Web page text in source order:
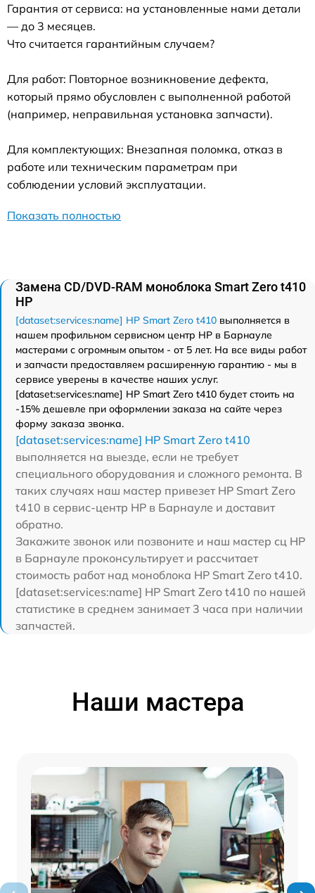
Гарантия от сервиса: на установленные нами детали
— до 3 месяцев.
Что считается гарантийным случаем?
Для работ: Повторное возникновение дефекта,
который прямо обусловлен с выполненной работой
(например, неправильная установка запчасти).
Для комплектующих: Внезапная поломка, отказ в
работе или техническим параметрам при
соблюдении условий эксплуатации.
Показать полностью
Замена CD/DVD-RAM моноблока Smart Zero t410
HP
[dataset:services:name] HP Smart Zero t410 выполняется в
нашем профильном сервисном центр HP в Барнауле
мастерами с огромным опытом - от 5 лет. На все виды работ
и запчасти предоставляем расширенную гарантию - мы в
сервисе уверены в качестве наших услуг.
[dataset:services:name] HP Smart Zero t410 будет стоить на
-15% дешевле при оформлении заказа на сайте через
форму заказа звонка.
[dataset:services:name] HP Smart Zero t410
выполняется на выезде, если не требует
специального оборудования и сложного ремонта. В
таких случаях наш мастер привезет HP Smart Zero
t410 в сервис-центр HP в Барнауле и доставит
обратно.
Закажите звонок или позвоните и наш мастер сц HP
в Барнауле проконсультирует и рассчитает
стоимость работ над моноблока HP Smart Zero t410.
[dataset:services:name] HP Smart Zero t410 по нашей
статистике в среднем занимает 3 часа при наличии
запчастей.
Наши мастера